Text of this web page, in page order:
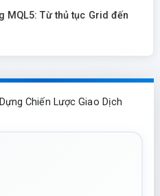
MQL5: Từ thủ tục Grid đến
Chiến Lược Giao Dịch